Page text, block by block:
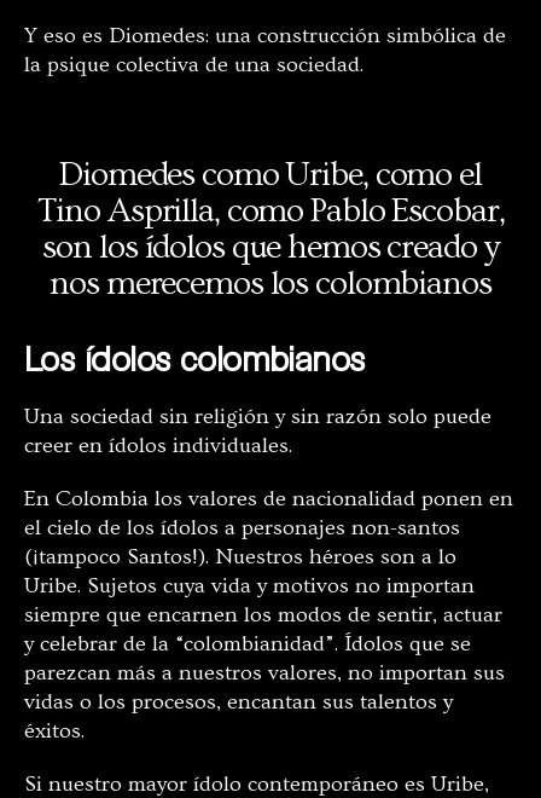
Y eso es Diomedes: una construcción simbólica de
la psique colectiva de una sociedad.
Diomedes como Uribe, como el
Tino Asprilla, como Pablo Escobar,
son los ídolos que hemos creado y
nos merecemos los colombianos
Los ídolos colombianos
Una sociedad sin religión y sin razón solo puede
creer en ídolos individuales.
En Colombia los valores de nacionalidad ponen en
el cielo de los ídolos a personajes non-santos
(¡tampoco Santos!). Nuestros héroes son a lo
Uribe. Sujetos cuya vida y motivos no importan
siempre que encarnen los modos de sentir, actuar
y celebrar de la “colombianidad”. Ídolos que se
parezcan más a nuestros valores, no importan sus
vidas o los procesos, encantan sus talentos y
éxitos.
Si nuestro mayor ídolo contemporáneo es Uribe,